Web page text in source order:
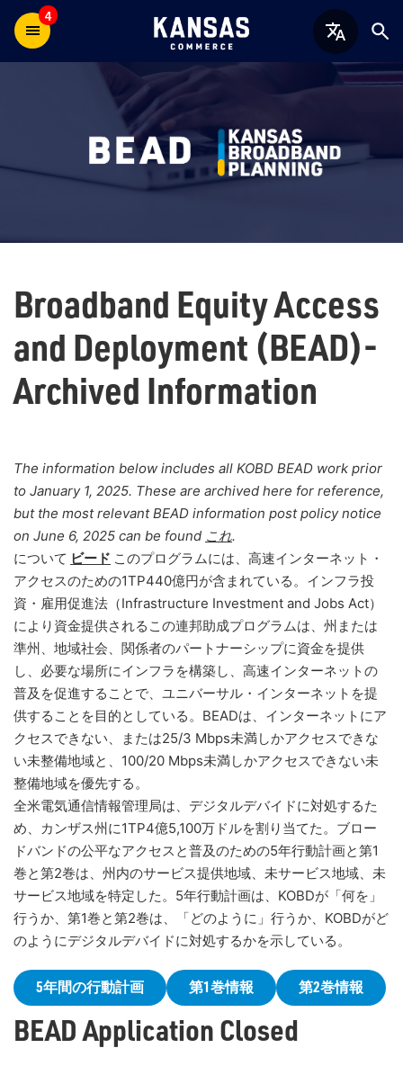
4
Broadband Equity Access
and Deployment (BEAD)-
Archived Information
The information below includes all KOBD BEAD work prior
to January 1, 2025. These are archived here for reference,
but the most relevant BEAD information post policy notice
on June 6, 2025 can be found これ.
について ビード このプログラムには、高速インターネット・
アクセスのための1TP440億円が含まれている。インフラ投
資・雇用促進法（Infrastructure Investment and Jobs Act）
により資金提供されるこの連邦助成プログラムは、州または
準州、地域社会、関係者のパートナーシップに資金を提供
し、必要な場所にインフラを構築し、高速インターネットの
普及を促進することで、ユニバーサル・インターネットを提
供することを目的としている。BEADは、インターネットにア
クセスできない、または25/3 Mbps未満しかアクセスできな
い未整備地域と、100/20 Mbps未満しかアクセスできない未
整備地域を優先する。
全米電気通信情報管理局は、デジタルデバイドに対処するた
め、カンザス州に1TP4億5,100万ドルを割り当てた。ブロー
ドバンドの公平なアクセスと普及のための5年行動計画と第1
巻と第2巻は、州内のサービス提供地域、未サービス地域、未
サービス地域を特定した。5年行動計画は、KOBDが「何を」
行うか、第1巻と第2巻は、「どのように」行うか、KOBDがど
のようにデジタルデバイドに対処するかを示している。
5年間の行動計画 第1巻情報 第2巻情報
BEAD Application Closed